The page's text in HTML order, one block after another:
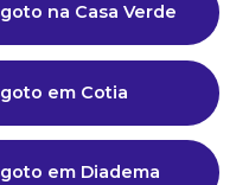
na Casa Verde
em Cotia
em Diadema